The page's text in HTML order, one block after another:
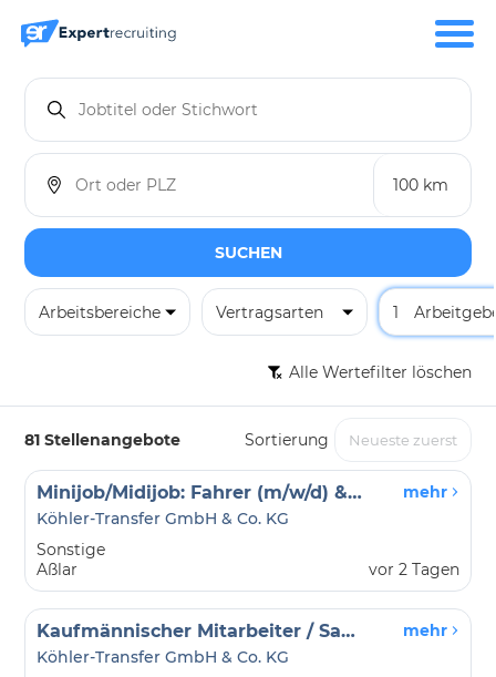
SUCHEN
Arbeitsbereiche Vertragsarten 1
Alle Wertefilter löschen
81 Stellenangebote Sortierung
Minijob/Midijob: Fahrer (m/w/d) & Begleitperson in Wetzlar und Umgebung
Köhler-Transfer GmbH & Co. KG
Sonstige
Aßlar
mehr
vor 2 Tagen
Kaufmännischer Mitarbeiter / Sachbearbeiter (m/w/d) im Fuhrparkmanagement - Vollzeit
Köhler-Transfer GmbH & Co. KG
mehr